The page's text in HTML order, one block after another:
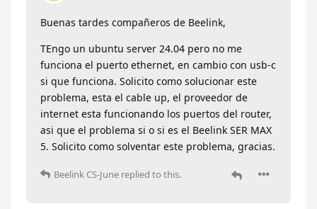
Buenas tardes compañeros de Beelink,
TEngo un ubuntu server 24.04 pero no me
funciona el puerto ethernet, en cambio con usb-c
si que funciona. Solicito como solucionar este
problema, esta el cable up, el proveedor de
internet esta funcionando los puertos del router,
asi que el problema si o si es el Beelink SER MAX
5. Solicito como solventar este problema, gracias.
Beelink CS-June replied to this.